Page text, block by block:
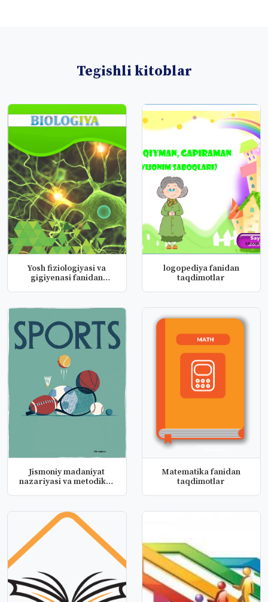
Tegishli kitoblar
Yosh fiziologiyasi va
gigiyenasi fanidan
logopediya fanidan
taqdimotlar
Jismoniy madaniyat
nazariyasi va metodikas
Matematika fanidan
taqdimotlar